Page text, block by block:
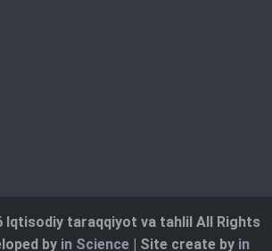
Iqtisodiy taraqqiyot va tahlil All Rights
by in Science| Site create by in